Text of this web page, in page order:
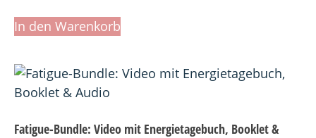
In den Warenkorb
Fatigue-Bundle: Video mit Energietagebuch, Booklet &